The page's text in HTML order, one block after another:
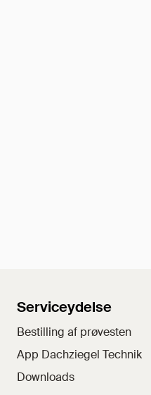
Serviceydelse
Bestilling af prøvesten
App Dachziegel Technik
Downloads